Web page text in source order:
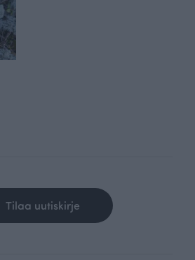
Tilaa uutiskirje